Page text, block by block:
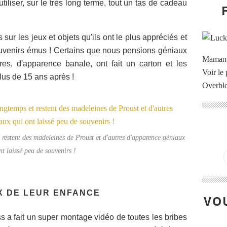
sur le très long terme, tout un tas de cadeau
sur les jeux et objets qu'ils ont le plus appréciés et
émus ! Certains que nous pensions géniaux
d'apparence banale, ont fait un carton et les
de 15 ans après !
des madeleines de Proust et d'autres d'apparence géniaux
laissé peu de souvenirs !
DE LEUR ENFANCE
a fait un super montage vidéo de toutes les bribes
Voir le